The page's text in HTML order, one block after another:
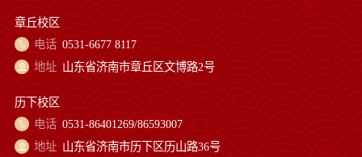
章丘校区
电话 0531-6677 8117
地址 山东省济南市章丘区文博路2号
历下校区
电话 0531-86401269/86593007
地址 山东省济南市历下区历山路36号